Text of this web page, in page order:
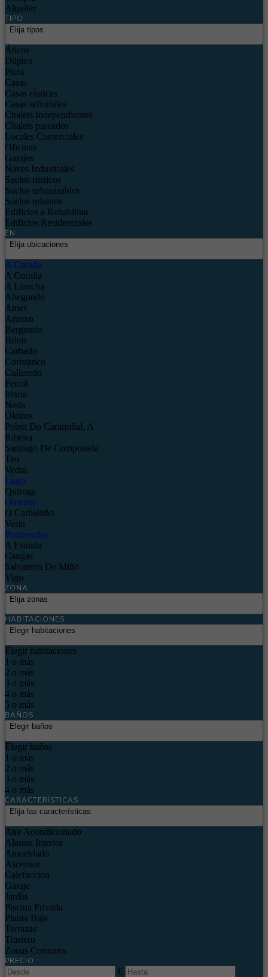
Alquiler
TIPO
Elija tipos
Áticos
Dúplex
Pisos
Casas
Casas rústicas
Casas señoriales
Chalets Independientes
Chalets pareados
Locales Comerciales
Oficinas
Garajes
Naves Industriales
Suelos rústicos
Suelos urbanizables
Suelos urbanos
Edificios a Rehabilitar
Edificios Residenciales
EN
Elija ubicaciones
A Coruña
A Coruña
A Laracha
Abegondo
Ames
Arteixo
Bergondo
Brion
Carballo
Coristanco
Culleredo
Ferrol
Irixoa
Neda
Oleiros
Pobra Do Caramiñal, A
Ribeira
Santiago De Compostela
Teo
Vedra
Lugo
Quiroga
Ourense
O Carballiño
Verin
Pontevedra
A Estrada
Cangas
Salvaterra De Miño
Vigo
ZONA
Elija zonas
HABITACIONES
Elegir habitaciones
Elegir habitaciones
1 o más
2 o más
3 o más
4 o más
5 o más
BAÑOS
Elegir baños
Elegir baños
1 o más
2 o más
3 o más
4 o más
CARACTERÍSTICAS
Elija las características
Aire Acondicionado
Alarma Interior
Amueblado
Ascensor
Calefacción
Garaje
Jardín
Piscina Privada
Planta Baja
Terrazas
Trastero
Zonas Comunes
PRECIO
€